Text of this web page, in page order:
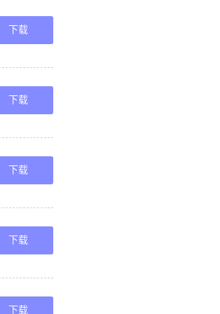
下载
下载
下载
下载
下载